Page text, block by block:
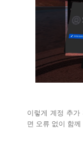
이렇게 계정 추
면 오류 없이 함